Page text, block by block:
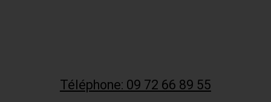
Téléphone: 09 72 66 89 55